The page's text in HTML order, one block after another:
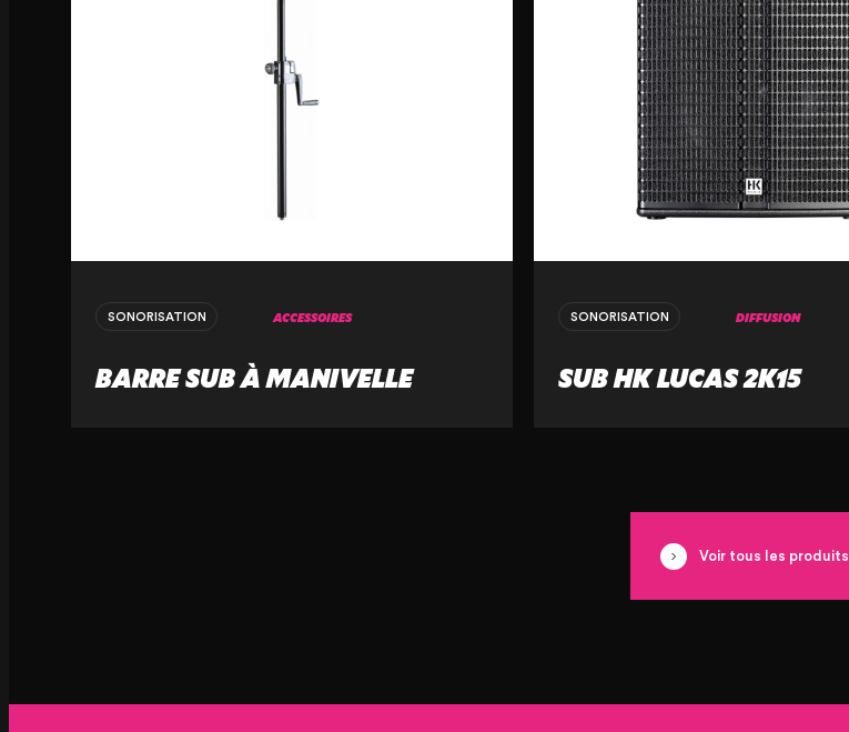
SONORISATION ACCESSOIRES
BARRE SUB À MANIVELLE
SONORISATION DIFFUSION
SUB HK LUCAS 2K15
Voir tous les produits